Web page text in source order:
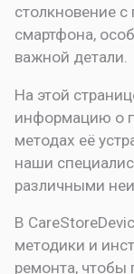
столкновение
смартфона,
важной детали.
На этой
информацию о
методах её
наши
различными
В
методики и
ремонта, чтобы